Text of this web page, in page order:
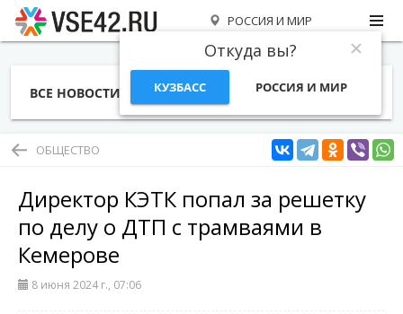
РОССИЯ И МИР
Откуда вы?
КУЗБАСС РОССИЯ И МИР
ВСЕ НОВОСТИ СТАТЬИ ТЕМЫ ФОТО
ОБЩЕСТВО
Директор КЭТК попал за решетку
по делу о ДТП с трамваями в
Кемерове
8 июня 2024 г., 07:06